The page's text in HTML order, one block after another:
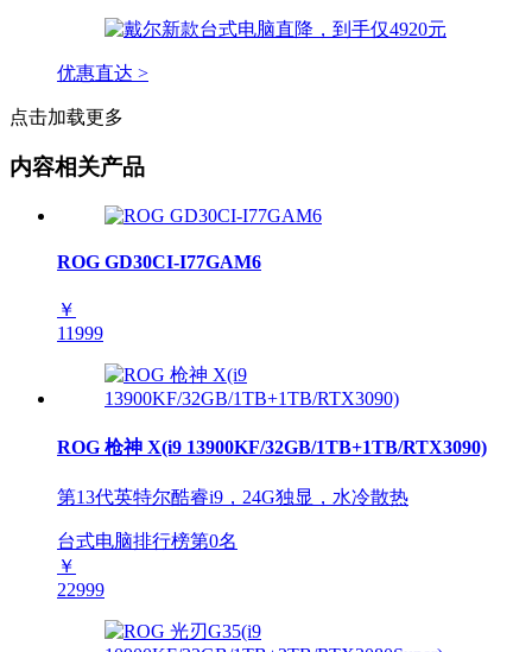
优惠直达 >
点击加载更多
内容相关产品
ROG GD30CI-I77GAM6
￥
11999
ROG 枪神 X(i9 13900KF/32GB/1TB+1TB/RTX3090)
第13代英特尔酷睿i9，24G独显，水冷散热
台式电脑排行榜第0名
￥
22999